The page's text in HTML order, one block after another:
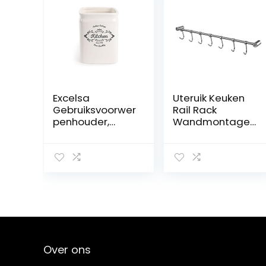
Excelsa
Gebruiksvoorwer
penhouder,
Uteruik Keuken
Rail Rack
Wandmontage
Rack RVS
Schuifhaken, 1
Over ons